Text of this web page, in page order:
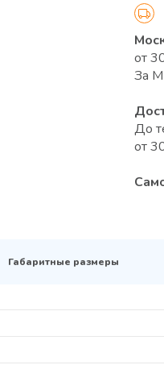
от
За
До
от
Габаритные размеры